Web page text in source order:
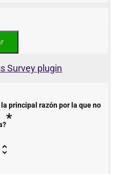
Survey plugin
principal razón por la que no
*